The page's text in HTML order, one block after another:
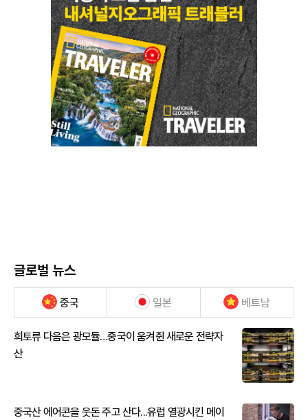
글로벌 뉴스
중국 일본 베트남
희토류 다음은 광모듈…중국이 움켜쥔 새로운 전략자
산
중국산 에어콘을 웃돈 주고 산다...유럽 열광시킨 메이